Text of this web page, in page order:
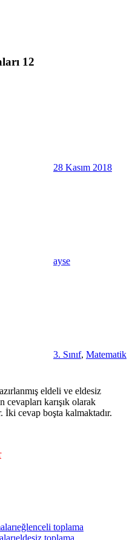
12
28 Kasım 2018
ayse
3. Sınıf, Matematik
eldeli ve eldesiz
cevapları karışık olarak
İki cevap boşta kalmaktadır.
eğlenceli toplama